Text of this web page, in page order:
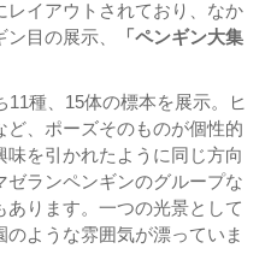
イアウトされており、なか
目の展示、
「ペンギン大集
種、15体の標本を展示。ヒ
、ポーズそのものが個性的
を引かれたように同じ方向
ゼランペンギンのグループな
ります。一つの光景として
ような雰囲気が漂っていま